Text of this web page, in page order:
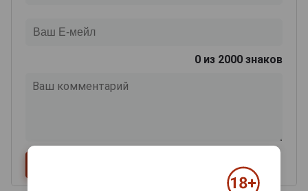
0 из 2000 знаков